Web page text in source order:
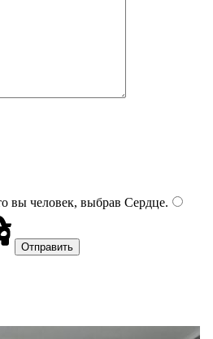
вы человек, выбрав Сердце.